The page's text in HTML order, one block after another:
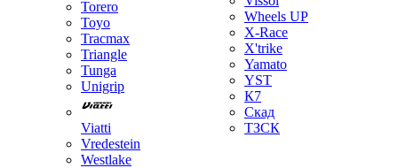
Torero
Toyo
Tracmax
Triangle
Tunga
Unigrip
Viatti
Vredestein
Westlake
Wheels UP
X-Race
X'trike
Yamato
YST
К7
Скад
ТЗСК